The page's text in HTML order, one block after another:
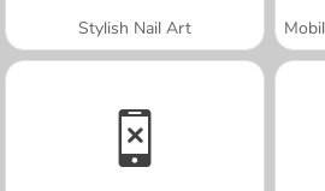
Stylish Nail Art